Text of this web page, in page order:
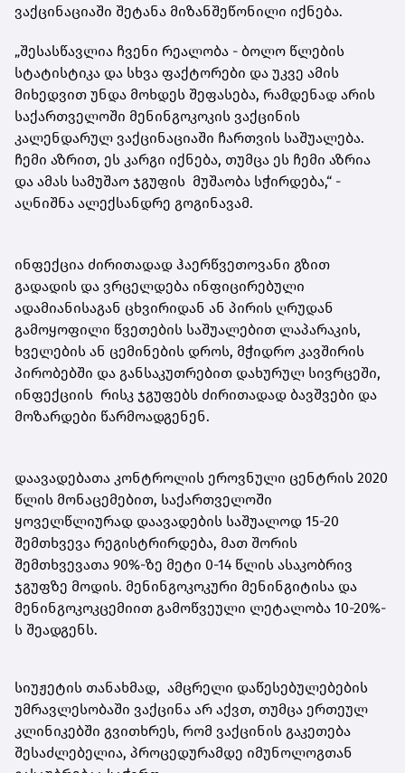
ვაქცინაციაში შეტანა მიზანშეწონილი იქნება.
„შესასწავლია ჩვენი რეალობა - ბოლო წლების
სტატისტიკა და სხვა ფაქტორები და უკვე ამის
მიხედვით უნდა მოხდეს შეფასება, რამდენად არის
საქართველოში მენინგოკოკის ვაქცინის
კალენდარულ ვაქცინაციაში ჩართვის საშუალება.
ჩემი აზრით, ეს კარგი იქნება, თუმცა ეს ჩემი აზრია
და ამას სამუშაო ჯგუფის მუშაობა სჭირდება,“ -
აღნიშნა ალექსანდრე გოგინავამ.
ინფექცია ძირითადად ჰაერწვეთოვანი გზით
გადადის და ვრცელდება ინფიცირებული
ადამიანისაგან ცხვირიდან ან პირის ღრუდან
გამოყოფილი წვეთების საშუალებით ლაპარაკის,
ხველების ან ცემინების დროს, მჭიდრო კავშირის
პირობებში და განსაკუთრებით დახურულ სივრცეში,
ინფექციის რისკ ჯგუფებს ძირითადად ბავშვები და
მოზარდები წარმოადგენენ.
დაავადებათა კონტროლის ეროვნული ცენტრის 2020
წლის მონაცემებით, საქართველოში
ყოველწლიურად დაავადების საშუალოდ 15-20
შემთხვევა რეგისტრირდება, მათ შორის
შემთხვევათა 90%-ზე მეტი 0-14 წლის ასაკობრივ
ჯგუფზე მოდის. მენინგოკოკური მენინგიტისა და
მენინგოკოკცემიით გამოწვეული ლეტალობა 10-20%-
ს შეადგენს.
სიუჟეტის თანახმად, ამცრელი დაწესებულებების
უმრავლესობაში ვაქცინა არ აქვთ, თუმცა ერთეულ
კლინიკებში გვითხრეს, რომ ვაქცინის გაკეთება
შესაძლებელია, პროცედურამდე იმუნოლოგთან